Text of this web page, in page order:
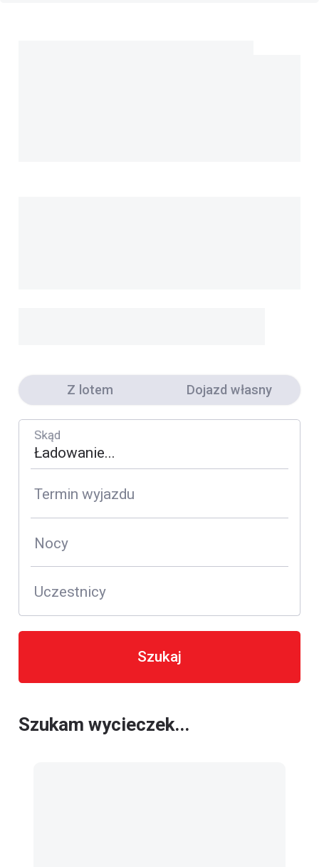
Z lotem Dojazd własny
Skąd
Termin wyjazdu
Nocy
Uczestnicy
Szukaj
Szukam wycieczek...